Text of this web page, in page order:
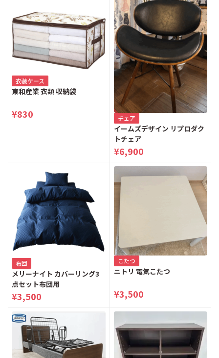
衣装ケース
東和産業 衣類 収納袋
¥830 チェア
イームズデザイン リプロダク
トチェア
¥6,900
布団
メリーナイト カバーリング3
点セット布団用
¥3,500
こたつ
ニトリ 電気こたつ
¥3,500